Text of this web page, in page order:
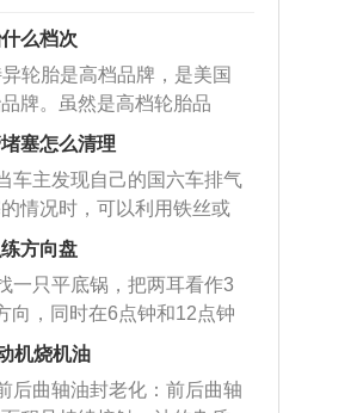
么档次
轮胎是高档品牌，是美国
牌。虽然是高档轮胎品
低端的轮胎都有生产，这
的开拓市场。
塞怎么清理
车主发现自己的国六车排气
情况时，可以利用铁丝或
接将杂物给取出来，如果
较严重，也可以采取应急措
、直接利用木棍将所有的
管里面的位置处，然后将
解开，就可以将堵塞的东
但如果是因为积碳过多引起
要将三元催化器泡在草酸
方向盘
一只平底锅，把两耳看作3
向，同时在6点钟和12点钟
记。 <&list>2、双手握住
，往右同样也要打相同的
机烧机油
后曲轴油封老化：前后曲轴